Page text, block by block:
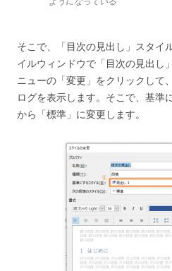
そこで、「目次の見出し」スタイ
イルウィンドウで「目次の見出し
ニューの「変更」をクリックして
ログを表示します。そこで、基準
から「標準」に変更します。